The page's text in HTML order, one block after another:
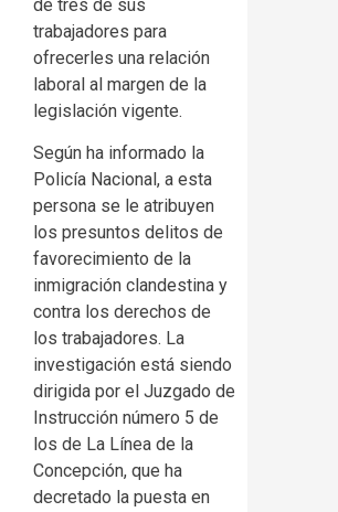
de tres de sus
trabajadores para
ofrecerles una relación
laboral al margen de la
legislación vigente.
Según ha informado la
Policía Nacional, a esta
persona se le atribuyen
los presuntos delitos de
favorecimiento de la
inmigración clandestina y
contra los derechos de
los trabajadores. La
investigación está siendo
dirigida por el Juzgado de
Instrucción número 5 de
los de La Línea de la
Concepción, que ha
decretado la puesta en